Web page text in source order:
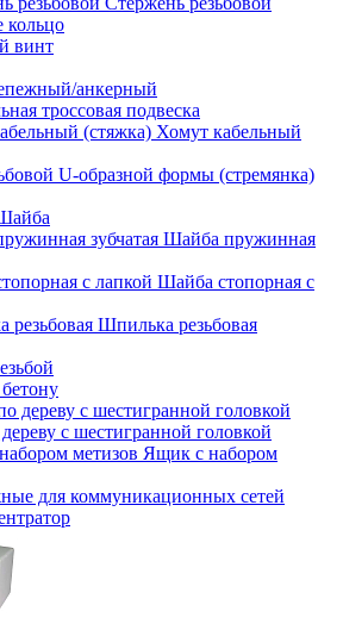
кольцо
винт
анкерный
троссовая подвеска
Хомут кабельный
U-образной формы (стремянка)
Шайба пружинная
Шайба стопорная с
Шпилька резьбовая
с шестигранной головкой
Ящик с набором
для коммуникационных сетей